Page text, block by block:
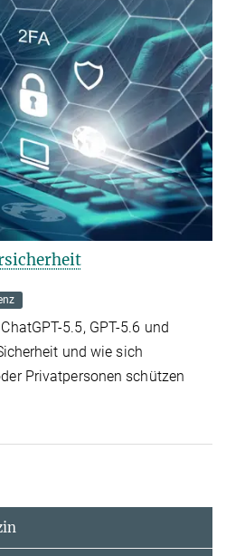
5.5, GPT-5.6 und
und wie sich
Privatpersonen schützen